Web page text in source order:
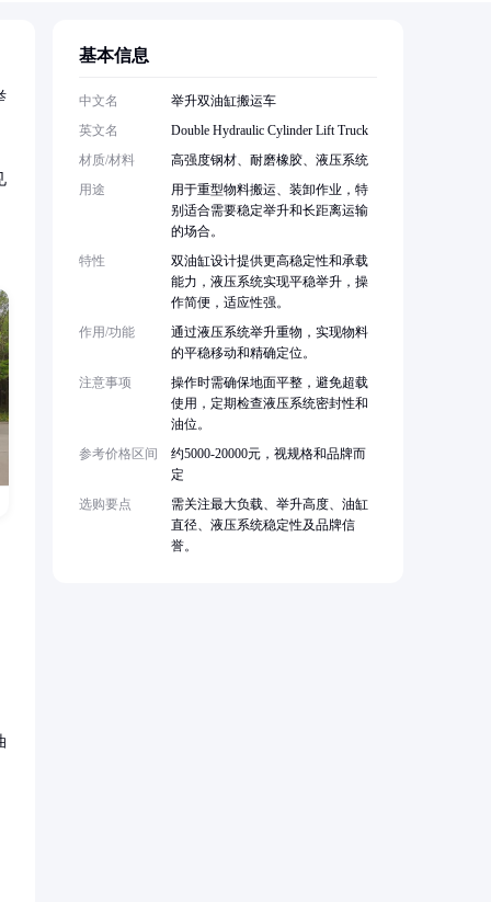
基本信息
中文名
举升双油缸搬运车
英文名
Double Hydraulic Cylinder Lift Truck
材质/材料
高强度钢材、耐磨橡胶、液压系统
用途
用于重型物料搬运、装卸作业，特
别适合需要稳定举升和长距离运输
的场合。
特性
双油缸设计提供更高稳定性和承载
能力，液压系统实现平稳举升，操
作简便，适应性强。
作用/功能
通过液压系统举升重物，实现物料
的平稳移动和精确定位。
注意事项
操作时需确保地面平整，避免超载
使用，定期检查液压系统密封性和
油位。
参考价格区间
约5000-20000元，视规格和品牌而
定
选购要点
需关注最大负载、举升高度、油缸
直径、液压系统稳定性及品牌信
誉。